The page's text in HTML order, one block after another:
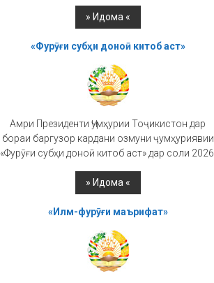
«Фурӯғи субҳи доноӣ китоб аст»
Амри Президенти Ҷумҳурии Тоҷикистон дар
бораи баргузор кардани озмуни ҷумҳуриявии
«Фурӯғи субҳи доноӣ китоб аст» дар соли 2026.
«Илм-фурӯғи маърифат»